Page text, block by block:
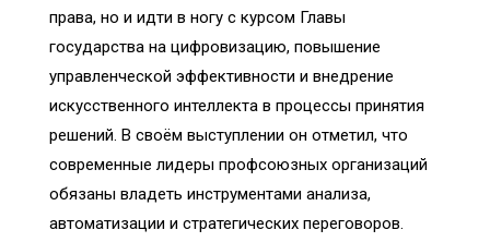
права, но и идти в ногу с курсом Главы
государства на цифровизацию, повышение
управленческой эффективности и внедрение
искусственного интеллекта в процессы принятия
решений. В своём выступлении он отметил, что
современные лидеры профсоюзных организаций
обязаны владеть инструментами анализа,
автоматизации и стратегических переговоров.